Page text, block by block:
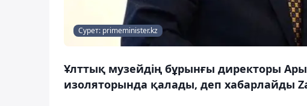
Сурет: primeminister.kz
Ұлттық музейдің бұрынғы директоры
изоляторында қалады, деп хабарлайды